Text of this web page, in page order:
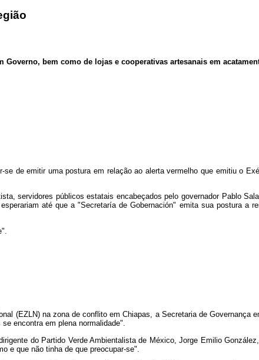
bem como de lojas e cooperativas artesanais em
de emitir uma postura em relação ao alerta vermelho que emitiu o
servidores públicos estatais encabeçados pelo governador Pablo
até que a "Secretaría de Gobernación" emita sua postura a
(EZLN) na zona de conflito em Chiapas, a Secretaria de Governança
encontra em plena normalidade".
do Partido Verde Ambientalista de México, Jorge Emilio
e que não tinha de que preocupar-se".